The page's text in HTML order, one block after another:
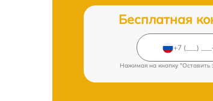
Бесплатная
Нажимая на кнопку "Оставить